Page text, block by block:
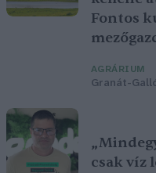
Fontos
AGRÁRIUM
Granát-
csak víz